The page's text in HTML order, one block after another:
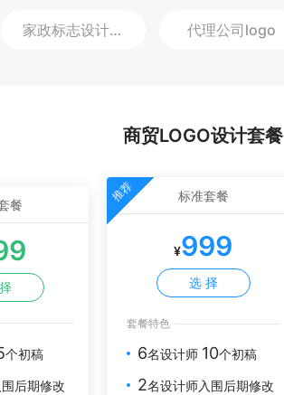
家政标志设计
logo 代理公司 logo
商贸LOGO设计套餐
餐
个初稿
后期修改
推荐 标准套餐
¥999
选 择
套餐特色
6名设计师 10个初稿
2名设计师入围后期修改